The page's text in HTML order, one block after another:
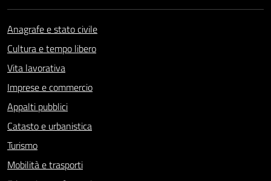
Anagrafe e stato civile
Cultura e tempo libero
Vita lavorativa
Imprese e commercio
Appalti pubblici
Catasto e urbanistica
Turismo
Mobilità e trasporti